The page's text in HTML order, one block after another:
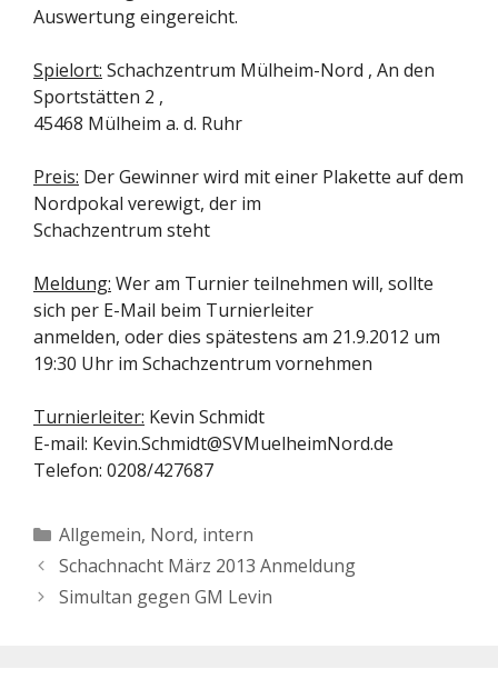
Auswertung eingereicht.
Spielort: Schachzentrum Mülheim-Nord , An den
Sportstätten 2 ,
45468 Mülheim a. d. Ruhr
Preis: Der Gewinner wird mit einer Plakette auf dem
Nordpokal verewigt, der im
Schachzentrum steht
Meldung: Wer am Turnier teilnehmen will, sollte
sich per E-Mail beim Turnierleiter
anmelden, oder dies spätestens am 21.9.2012 um
19:30 Uhr im Schachzentrum vornehmen
Turnierleiter: Kevin Schmidt
E-mail: Kevin.Schmidt@SVMuelheimNord.de
Telefon: 0208/427687
Kategorien
Allgemein, Nord, intern
Schachnacht März 2013 Anmeldung
Simultan gegen GM Levin